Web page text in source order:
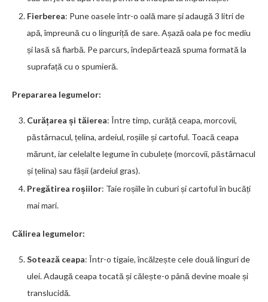
Fierberea: Pune oasele într-o oală mare și adaugă 3 litri de
apă, împreună cu o linguriță de sare. Așază oala pe foc mediu
și lasă să fiarbă. Pe parcurs, îndepărtează spuma formată la
suprafață cu o spumieră.
Prepararea legumelor:
Curățarea și tăierea: Între timp, curăță ceapa, morcovii,
păstârnacul, țelina, ardeiul, roșiile și cartoful. Toacă ceapa
mărunt, iar celelalte legume în cubulețe (morcovii, păstârnacul
și țelina) sau fâșii (ardeiul gras).
Pregătirea roșiilor: Taie roșiile în cuburi și cartoful în bucăți
mai mari.
Călirea legumelor:
Sotează ceapa: Într-o tigaie, încălzește cele două linguri de
ulei. Adaugă ceapa tocată și călește-o până devine moale și
translucidă.